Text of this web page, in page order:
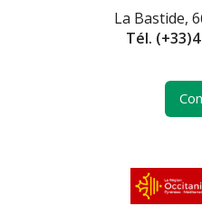
La Bastide,
Tél.